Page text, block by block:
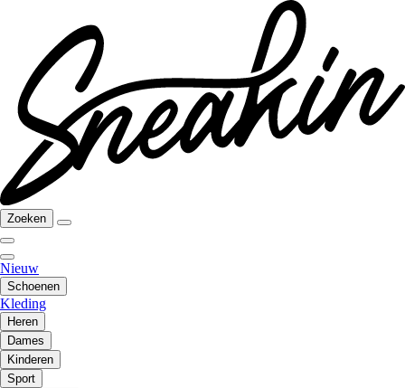
Zoeken
Nieuw
Schoenen
Kleding
Heren
Dames
Kinderen
Sport